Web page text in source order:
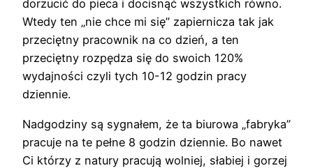
dorzucić do pieca i docisnąć wszystkich równo.
Wtedy ten „nie chce mi się” zapiernicza tak jak
przeciętny pracownik na co dzień, a ten
przeciętny rozpędza się do swoich 120%
wydajności czyli tych 10-12 godzin pracy
dziennie.
Nadgodziny są sygnałem, że ta biurowa „fabryka”
pracuje na te pełne 8 godzin dziennie. Bo nawet
Ci którzy z natury pracują wolniej, słabiej i gorzej